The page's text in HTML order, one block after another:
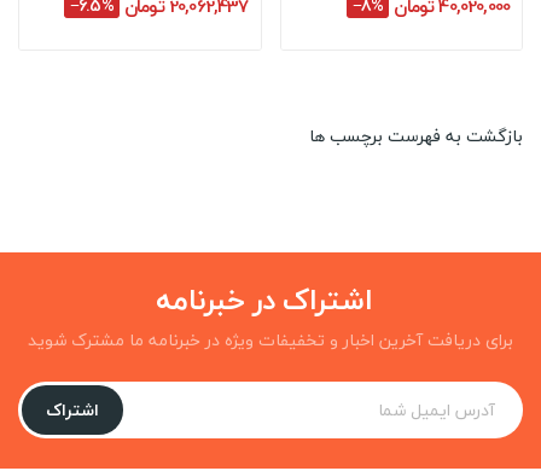
بازگشت به فهرست برچسب ها
اشتراک در خبرنامه
برای دریافت آخرین اخبار و تخفیفات ویژه در خبرنامه ما مشترک شوید
اشتراک